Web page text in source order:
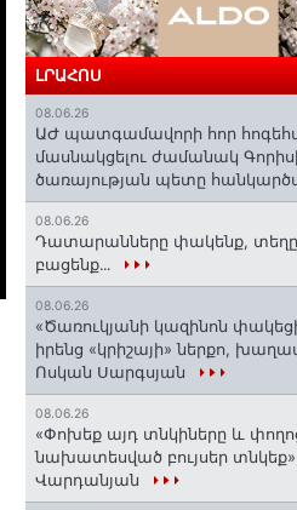
ԼՐԱՀՈՍ
08.06.26
ԱԺ պատգամավորի հոր
մասնակցելու ժամանակ
ծառայության պետը
08.06.26
Դատարանները փակենք, տեղը
բացենք․․․
08.06.26
«Ծառուկյանի կազինոն
իրենց «կրիշայի» ներքո,
Ոսկան Սարգսյան
08.06.26
«Փոխեք այդ տնկիները և
նախատեսված բույսեր
Վարդանյան